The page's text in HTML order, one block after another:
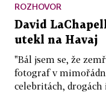
ROZHOVOR
David
utekl na Havaj
"Bál jsem se, že
fotograf v
celebritách,